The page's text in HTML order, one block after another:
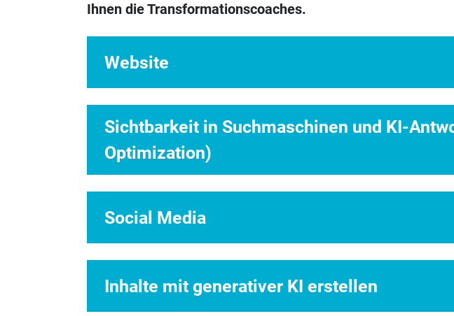
Ihnen die Transformationscoaches.
Website
Sichtbarkeit in Suchmaschinen und KI-
Optimization)
Social Media
Inhalte mit generativer KI erstellen